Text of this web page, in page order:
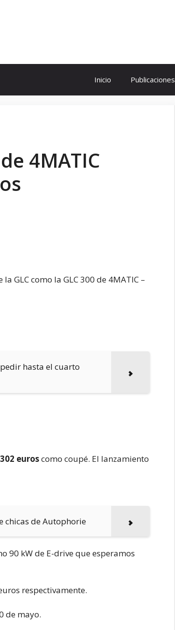
Inicio Publicaciones
4MATIC
GLC como la GLC 300 de 4MATIC –
pedir hasta el cuarto
euroscomo coupé. El lanzamiento
chicas de Autophorie
90 kW de E-drive que esperamos
de mayo.